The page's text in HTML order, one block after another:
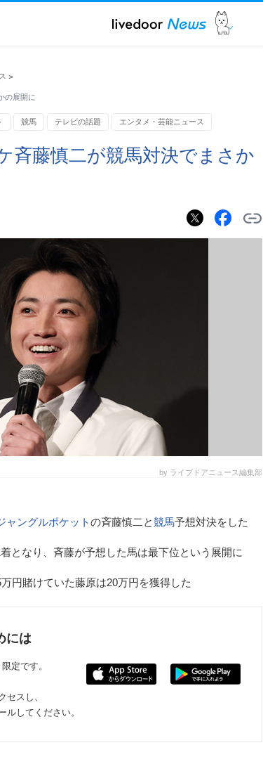
>
の展開に
競馬 テレビの話題 エンタメ・芸能ニュース
斉藤慎二が競馬対決でまさか
by ライブドアニュース編集部
ャングルポケットの斉藤慎二と競馬予想対決をした
となり、斉藤が予想した馬は最下位という展開に
円賭けていた藤原は20万円を獲得した
には
定です。
セスし、
ルしてください。